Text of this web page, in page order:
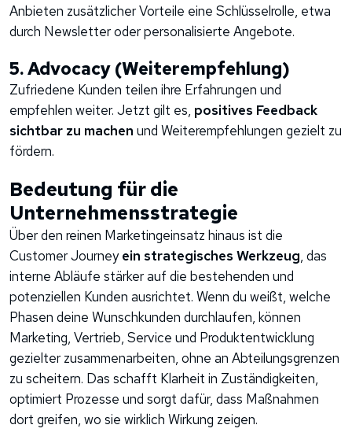
Anbieten zusätzlicher Vorteile eine Schlüsselrolle, etwa
durch Newsletter oder personalisierte Angebote.
5. Advocacy (Weiterempfehlung)
Zufriedene Kunden teilen ihre Erfahrungen und
empfehlen weiter. Jetzt gilt es, positives Feedback
sichtbar zu machen und Weiterempfehlungen gezielt zu
fördern.
Bedeutung für die
Unternehmensstrategie
Über den reinen Marketingeinsatz hinaus ist die
Customer Journeyein strategisches Werkzeug, das
interne Abläufe stärker auf die bestehenden und
potenziellen Kunden ausrichtet. Wenn du weißt, welche
Phasen deine Wunschkunden durchlaufen, können
Marketing, Vertrieb, Service und Produktentwicklung
gezielter zusammenarbeiten, ohne an Abteilungsgrenzen
zu scheitern. Das schafft Klarheit in Zuständigkeiten,
optimiert Prozesse und sorgt dafür, dass Maßnahmen
dort greifen, wo sie wirklich Wirkung zeigen.